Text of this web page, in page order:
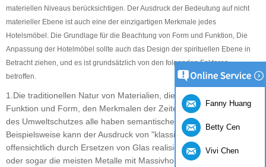
materiellen Niveaus berücksichtigen. Der Ausdruck der Bedeutung auf nicht
materieller Ebene ist auch eine der einzigartigen Merkmale jedes
Hotelsmöbel. Die Grundlage für die Beachtung von Form und Funktion, Die
Anpassung der Hotelmöbel sollte auch das Design der spirituellen Ebene in
Betracht ziehen, und es ist grundsätzlich von den folgenden Faktoren
betroffen.
1.Die traditionellen Natur von Materialien, die Beziehung zwischen
Funktion und Form, den Merkmalen der Zeiten und den Merkmalen
des Umweltschutzes alle haben semantische Attribute.
Beispielsweise kann der Ausdruck von "klassischer" Semantik
offensichtlich durch Ersetzen von Glas realisiert werden, Kunststoff
oder sogar die meisten Metalle mit Massivholz, was für den
Fanny Huang
Betty Cen
Vivi Chen